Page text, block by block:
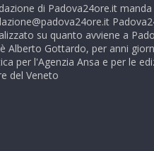
di Padova24ore.it
su quanto avviene a
Alberto Gottardo, per anni
per l'Agenzia Ansa e per le
del Veneto